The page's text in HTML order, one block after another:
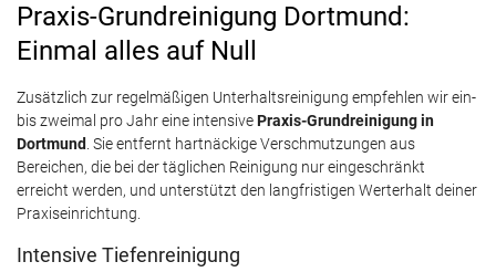
Praxis-Grundreinigung Dortmund:
Einmal alles auf Null
Zusätzlich zur regelmäßigen Unterhaltsreinigung empfehlen wir ein-
bis zweimal pro Jahr eine intensivePraxis-Grundreinigung in
Dortmund . Sie entfernt hartnäckige Verschmutzungen aus
Bereichen, die bei der täglichen Reinigung nur eingeschränkt
erreicht werden, und unterstützt den langfristigen Werterhalt deiner
Praxiseinrichtung.
Intensive Tiefenreinigung